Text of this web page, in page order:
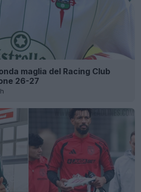
maglia del Racing Club
26-27